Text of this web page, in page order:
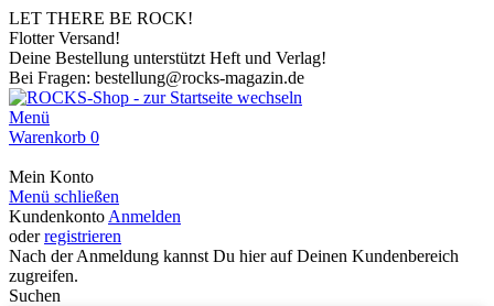
LET THERE BE ROCK!
Flotter Versand!
Deine Bestellung unterstützt Heft und Verlag!
Bei Fragen: bestellung@rocks-magazin.de
Menü
Warenkorb 0
Mein Konto
Menü schließen
Kundenkonto Anmelden
oderregistrieren
Nach der Anmeldung kannst Du hier auf Deinen Kundenbereich
zugreifen.
Suchen